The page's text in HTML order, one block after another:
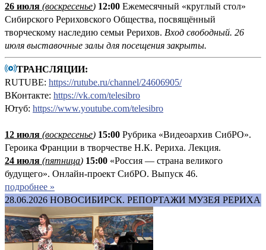
26 июля (воскресенье) 12:00 Ежемесячный «круглый стол»
Сибирского Рериховского Общества, посвящённый
творческому наследию семьи Рерихов. Вход свободный. 26
июля выставочные залы для посещения закрыты.
ТРАНСЛЯЦИИ:
RUTUBE: https://rutube.ru/channel/24606905/
ВКонтакте: https://vk.com/telesibro
Ютуб: https://www.youtube.com/telesibro
12 июля (воскресенье) 15:00 Рубрика «Видеоархив СибРО».
Героика Франции в творчестве Н.К. Рериха. Лекция.
24 июля (пятница) 15:00 «Россия — страна великого
будущего». Онлайн-проект СибРО. Выпуск 46.
подробнее »
28.06.2026 НОВОСИБИРСК. РЕПОРТАЖИ МУЗЕЯ РЕРИХА